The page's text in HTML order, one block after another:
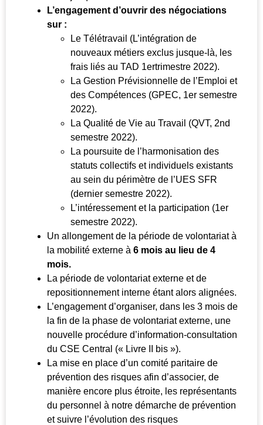
L’engagement d’ouvrir des négociations
sur :
Le Télétravail (L’intégration de
nouveaux métiers exclus jusque-là, les
frais liés au TAD 1ertrimestre 2022).
La Gestion Prévisionnelle de l’Emploi et
des Compétences (GPEC, 1er semestre
2022).
La Qualité de Vie au Travail (QVT, 2nd
semestre 2022).
La poursuite de l’harmonisation des
statuts collectifs et individuels existants
au sein du périmètre de l’UES SFR
(dernier semestre 2022).
L’intéressement et la participation (1er
semestre 2022).
Un allongement de la période de volontariat à
la mobilité externe à 6 mois au lieu de 4
mois.
La période de volontariat externe et de
repositionnement interne étant alors alignées.
L’engagement d’organiser, dans les 3 mois de
la fin de la phase de volontariat externe, une
nouvelle procédure d’information-consultation
du CSE Central (« Livre II bis »).
La mise en place d’un comité paritaire de
prévention des risques afin d’associer, de
manière encore plus étroite, les représentants
du personnel à notre démarche de prévention
et suivre l’évolution des risques